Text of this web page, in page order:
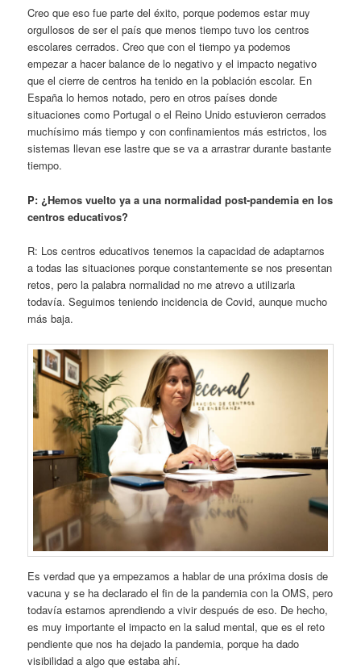
Creo que eso fue parte del éxito, porque podemos estar muy
orgullosos de ser el país que menos tiempo tuvo los centros
escolares cerrados. Creo que con el tiempo ya podemos
empezar a hacer balance de lo negativo y el impacto negativo
que el cierre de centros ha tenido en la población escolar. En
España lo hemos notado, pero en otros países donde
situaciones como Portugal o el Reino Unido estuvieron cerrados
muchísimo más tiempo y con confinamientos más estrictos, los
sistemas llevan ese lastre que se va a arrastrar durante bastante
tiempo.
P: ¿Hemos vuelto ya a una normalidad post-pandemia en los
centros educativos?
R: Los centros educativos tenemos la capacidad de adaptarnos
a todas las situaciones porque constantemente se nos presentan
retos, pero la palabra normalidad no me atrevo a utilizarla
todavía. Seguimos teniendo incidencia de Covid, aunque mucho
más baja.
Es verdad que ya empezamos a hablar de una próxima dosis de
vacuna y se ha declarado el fin de la pandemia con la OMS, pero
todavía estamos aprendiendo a vivir después de eso. De hecho,
es muy importante el impacto en la salud mental, que es el reto
pendiente que nos ha dejado la pandemia, porque ha dado
visibilidad a algo que estaba ahí.